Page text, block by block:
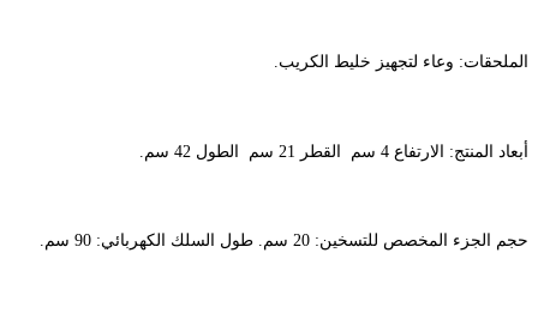
الملحقات: وعاء لتجهيز خليط الكريب.
أبعاد المنتج: الارتفاع 4 سم القطر 21 سم الطول 42 سم.
حجم الجزء المخصص للتسخين: 20 سم. طول السلك الكهربائي: 90 سم.